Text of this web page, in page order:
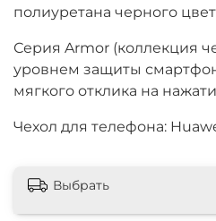
полиуретана черного
Серия Armor (коллекция
уровнем защиты
мягкого отклика на
Чехол для телефона:
Выбрать